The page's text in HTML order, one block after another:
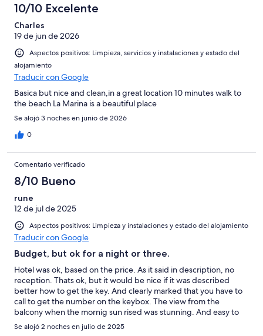
10/10 Excelente
Charles
19 de jun de 2026
Aspectos positivos: Limpieza, servicios y instalaciones y estado del
alojamiento
Traducir con Google
Basica but nice and clean,in a great location 10 minutes walk to
the beach La Marina is a beautiful place
Se alojó 3 noches en junio de 2026
0
Comentario verificado
8/10 Bueno
rune
12 de jul de 2025
Aspectos positivos: Limpieza y instalaciones y estado del alojamiento
Traducir con Google
Budget, but ok for a night or three.
Hotel was ok, based on the price. As it said in description, no
reception. Thats ok, but it would be nice if it was described
better how to get the key. And clearly marked that you have to
call to get the number on the keybox. The view from the
balcony when the mornig sun rised was stunning. And easy to
park next to the hotel on its own 🅿️.
Se alojó 2 noches en julio de 2025